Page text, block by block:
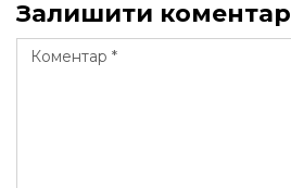
Залишити коментар